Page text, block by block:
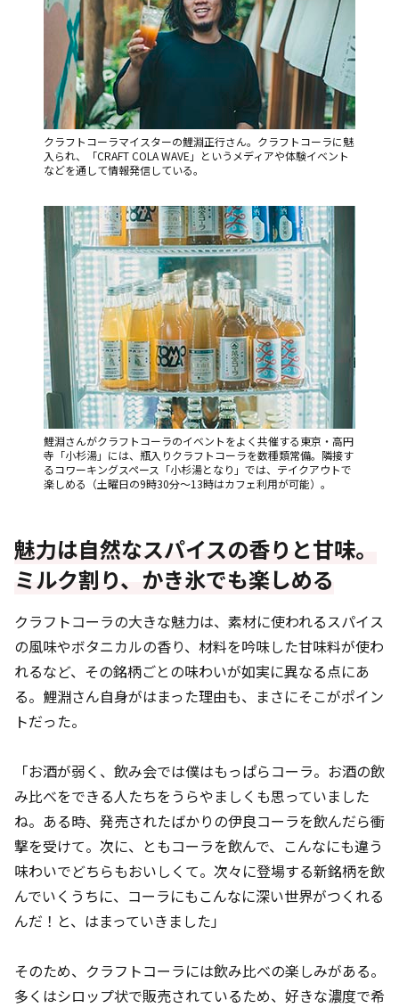
クラフトコーラマイスターの鯉淵正行さん。クラフトコーラに魅
入られ、「CRAFT COLA WAVE」というメディアや体験イベント
などを通して情報発信している。
鯉淵さんがクラフトコーラのイベントをよく共催する東京・高円
寺「小杉湯」には、瓶入りクラフトコーラを数種類常備。隣接す
るコワーキングスペース「小杉湯となり」では、テイクアウトで
楽しめる（土曜日の9時30分～13時はカフェ利用が可能）。
魅力は自然なスパイスの香りと甘味。
ミルク割り、かき氷でも楽しめる
クラフトコーラの大きな魅力は、素材に使われるスパイス
の風味やボタニカルの香り、材料を吟味した甘味料が使わ
れるなど、その銘柄ごとの味わいが如実に異なる点にあ
る。鯉淵さん自身がはまった理由も、まさにそこがポイン
トだった。
「お酒が弱く、飲み会では僕はもっぱらコーラ。お酒の飲
み比べをできる人たちをうらやましくも思っていました
ね。ある時、発売されたばかりの伊良コーラを飲んだら衝
撃を受けて。次に、ともコーラを飲んで、こんなにも違う
味わいでどちらもおいしくて。次々に登場する新銘柄を飲
んでいくうちに、コーラにもこんなに深い世界がつくれる
んだ！と、はまっていきました」
そのため、クラフトコーラには飲み比べの楽しみがある。
多くはシロップ状で販売されているため、好きな濃度で希